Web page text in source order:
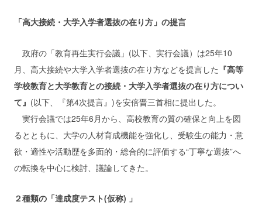
「高大接続・大学入学者選抜の在り方」の提言
政府の「教育再生実行会議」(以下、実行会議）は25年10
月、高大接続や大学入学者選抜の在り方などを提言した 『高等
学校教育と大学教育との接続・大学入学者選抜の在り方につい
て』 (以下、『第4次提言』)を安倍晋三首相に提出した。
実行会議では25年6月から、高校教育の質の確保と向上を図
るとともに、大学の人材育成機能を強化し、受験生の能力・意
欲・適性や活動歴を多面的・総合的に評価する“丁寧な選抜”へ
の転換を中心に検討、議論してきた。
２種類の「達成度テスト(仮称) 」